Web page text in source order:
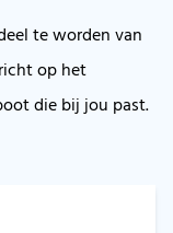
te worden van
op het
die bij jou past.